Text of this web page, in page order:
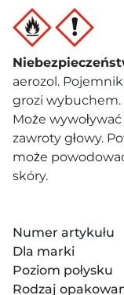
aerozol.
grozi wybuchem.
Może
zawroty głowy.
może
skóry.
Numer artykułu
Dla marki
Poziom połysku
Rodzaj